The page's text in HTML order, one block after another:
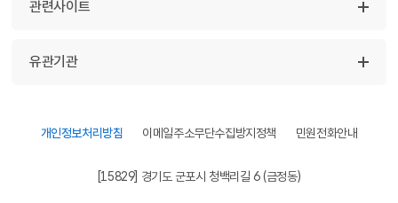
관련사이트
유관기관
개인정보처리방침 이메일주소무단수집방지정책 민원전화안내
[15829] 경기도 군포시 청백리길 6 (금정동)